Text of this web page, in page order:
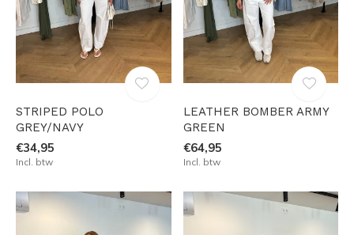
STRIPED POLO
GREY/NAVY
€34,95
Incl. btw
LEATHER BOMBER ARMY
GREEN
€64,95
Incl. btw